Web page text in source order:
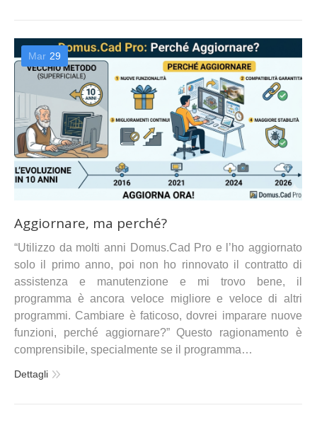
Mar 29
Aggiornare, ma perché?
“Utilizzo da molti anni Domus.Cad Pro e l’ho aggiornato
solo il primo anno, poi non ho rinnovato il contratto di
assistenza e manutenzione e mi trovo bene, il
programma è ancora veloce migliore e veloce di altri
programmi. Cambiare è faticoso, dovrei imparare nuove
funzioni, perché aggiornare?” Questo ragionamento è
comprensibile, specialmente se il programma…
Dettagli